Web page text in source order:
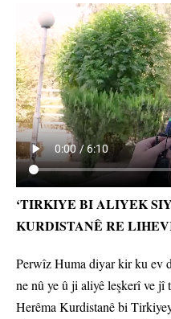
‘TIRKIYE BI ALIYEK
KURDISTANÊ RE
Perwîz Huma diyar kir ku ev
ne nû ye û ji aliyê leşkerî ve
Herêma Kurdistanê bi